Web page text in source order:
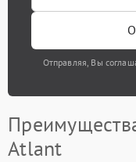
Отправляя, Вы
Atlant